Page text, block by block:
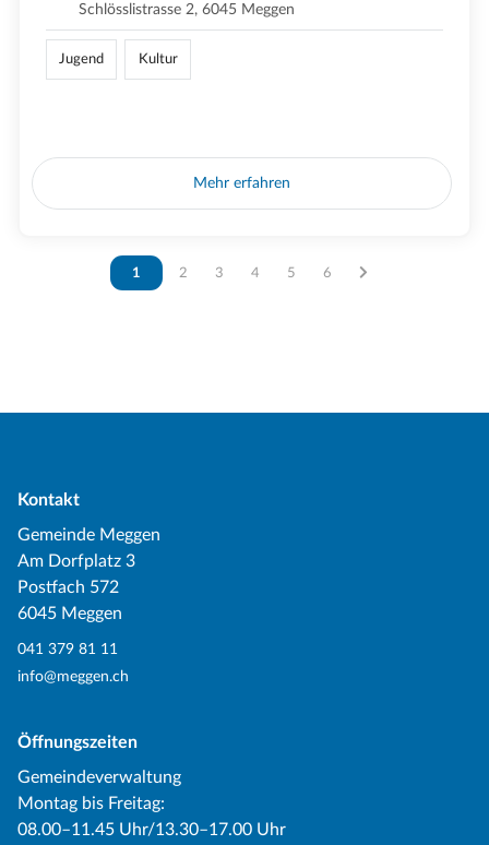
Schlösslistrasse 2, 6045 Meggen
Jugend Kultur
Mehr erfahren
Vous êtes sur la page
1 Vous êtes sur la page
2 Vous êtes sur la page
3 Vous êtes sur la page
4 Vous êtes sur la page
5 Vous êtes sur la page
6
Kontakt
Gemeinde Meggen
Am Dorfplatz 3
Postfach 572
6045 Meggen
041 379 81 11
info@meggen.ch
Öffnungszeiten
Gemeindeverwaltung
Montag bis Freitag:
08.00–11.45 Uhr/13.30–17.00 Uhr